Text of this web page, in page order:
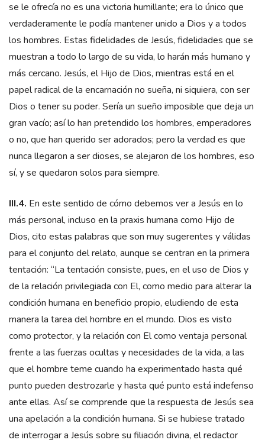
se le ofrecía no es una victoria humillante; era lo único que
verdaderamente le podía mantener unido a Dios y a todos
los hombres. Estas fidelidades de Jesús, fidelidades que se
muestran a todo lo largo de su vida, lo harán más humano y
más cercano. Jesús, el Hijo de Dios, mientras está en el
papel radical de la encarnación no sueña, ni siquiera, con ser
Dios o tener su poder. Sería un sueño imposible que deja un
gran vacío; así lo han pretendido los hombres, emperadores
o no, que han querido ser adorados; pero la verdad es que
nunca llegaron a ser dioses, se alejaron de los hombres, eso
sí, y se quedaron solos para siempre.
III.4. En este sentido de cómo debemos ver a Jesús en lo
más personal, incluso en la praxis humana como Hijo de
Dios, cito estas palabras que son muy sugerentes y válidas
para el conjunto del relato, aunque se centran en la primera
tentación: “La tentación consiste, pues, en el uso de Dios y
de la relación privilegiada con El, como medio para alterar la
condición humana en beneficio propio, eludiendo de esta
manera la tarea del hombre en el mundo. Dios es visto
como protector, y la relación con El como ventaja personal
frente a las fuerzas ocultas y necesidades de la vida, a las
que el hombre teme cuando ha experimentado hasta qué
punto pueden destrozarle y hasta qué punto está indefenso
ante ellas. Así se comprende que la respuesta de Jesús sea
una apelación a la condición humana. Si se hubiese tratado
de interrogar a Jesús sobre su filiación divina, el redactor